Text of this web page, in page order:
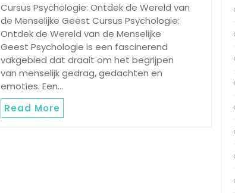
Cursus Psychologie: Ontdek de Wereld van
de Menselijke Geest Cursus Psychologie:
Ontdek de Wereld van de Menselijke
Geest Psychologie is een fascinerend
vakgebied dat draait om het begrijpen
van menselijk gedrag, gedachten en
emoties. Een…
Read More